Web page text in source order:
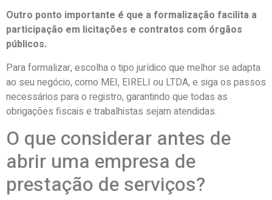
Outro ponto importante é que a formalização facilita a
participação em licitações e contratos com órgãos
públicos.
Para formalizar, escolha o tipo jurídico que melhor se adapta
ao seu negócio, como MEI, EIRELI ou LTDA, e siga os passos
necessários para o registro, garantindo que todas as
obrigações fiscais e trabalhistas sejam atendidas.
O que considerar antes de
abrir uma empresa de
prestação de serviços?